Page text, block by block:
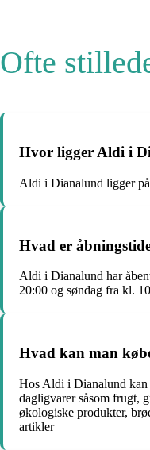
Ofte
Hvor ligger Aldi i
Aldi i Dianalund ligger
Hvad er
Aldi i Dianalund har
20:00 og søndag fra kl.
Hvad kan man
Hos Aldi i Dianalund kan
dagligvarer såsom frugt,
økologiske produkter,
artikler